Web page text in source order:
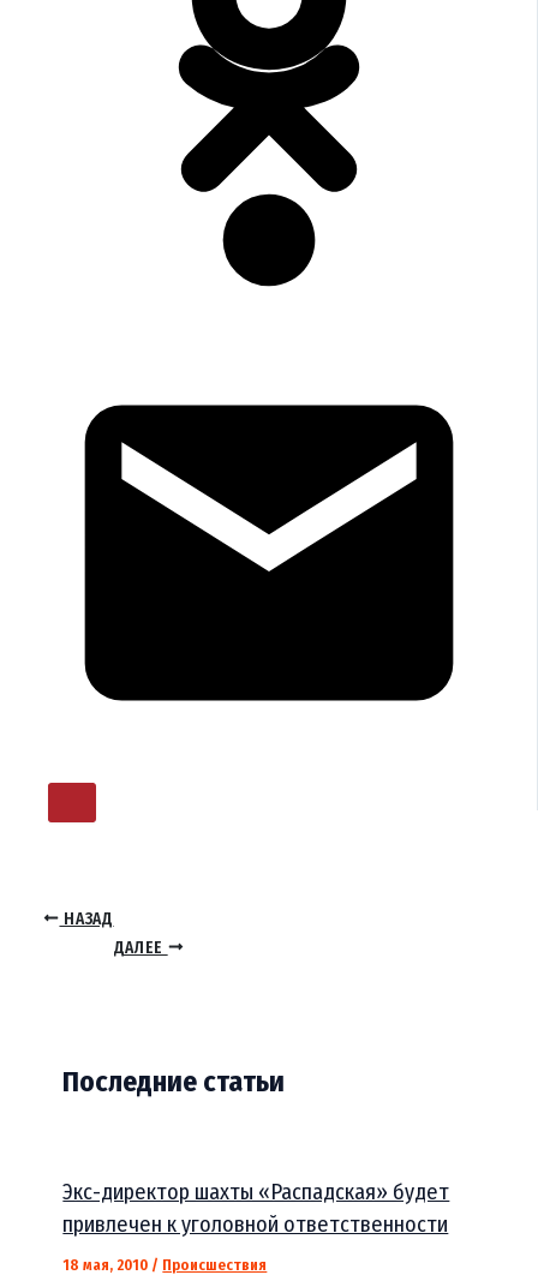
НАЗАД
ДАЛЕЕ
Последние статьи
Экс-директор шахты «Распадская» будет
привлечен к уголовной ответственности
18 мая, 2010 / Происшествия